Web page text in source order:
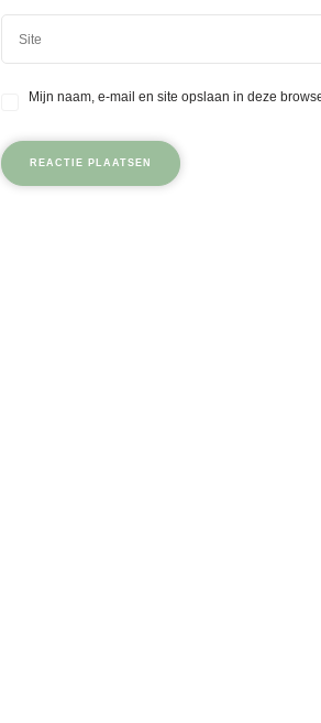
Mijn naam, e-mail en site opslaan in deze